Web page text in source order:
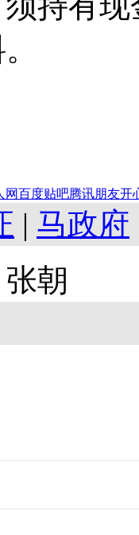
网百度贴吧腾讯朋友开
| 马政府
朝